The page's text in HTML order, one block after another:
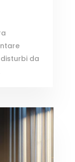
da